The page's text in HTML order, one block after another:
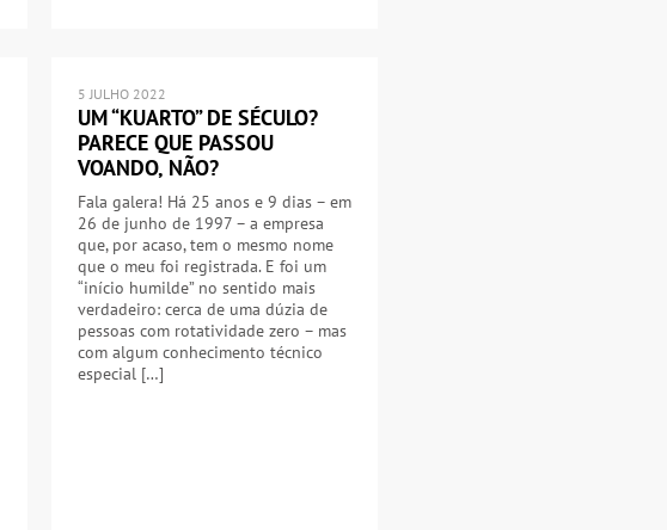
5 JULHO 2022
UM “KUARTO” DE SÉCULO?
PARECE QUE PASSOU
VOANDO, NÃO?
Fala galera! Há 25 anos e 9 dias – em
26 de junho de 1997 – a empresa
que, por acaso, tem o mesmo nome
que o meu foi registrada. E foi um
“início humilde” no sentido mais
verdadeiro: cerca de uma dúzia de
pessoas com rotatividade zero – mas
com algum conhecimento técnico
especial […]